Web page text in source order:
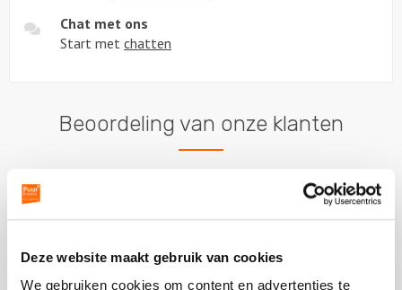
Deze website maakt gebruik van cookies
We gebruiken cookies om content en advertenties te
Chat met ons
Start met chatten
Beoordeling van onze klanten